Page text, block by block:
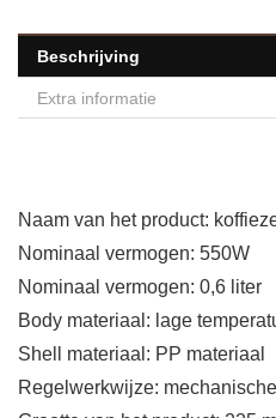
Beschrijving
Extra informatie
Naam van het product:
Nominaal vermogen: 550W
Nominaal vermogen: 0,6 liter
Body materiaal: lage
Shell materiaal: PP materiaal
Regelwerkwijze: